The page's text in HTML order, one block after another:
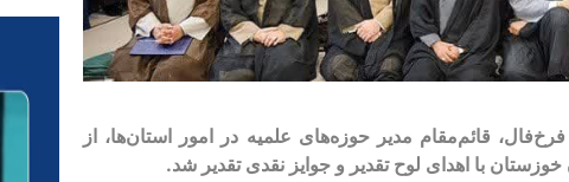
قائم‌مقام مدیر حوزه‌های علمیه در امور استان‌ها، از
با اهدای لوح تقدیر و جوایز نقدی تقدیر شد.